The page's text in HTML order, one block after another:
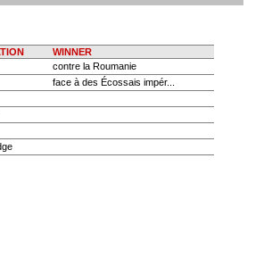
WINNER
contre la Roumanie
face à des Écossais impér...